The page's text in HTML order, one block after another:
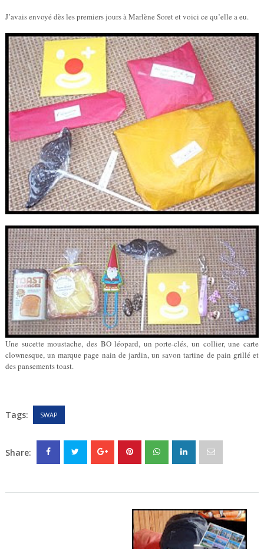
J’avais envoyé dès les premiers jours à Marlène Soret et voici ce qu’elle a eu.
Une sucette moustache, des BO léopard, un porte-clés, un collier, une carte
clownesque, un marque page nain de jardin, un savon tartine de pain grillé et
des pansements toast.
Tags: SWAP
Share: